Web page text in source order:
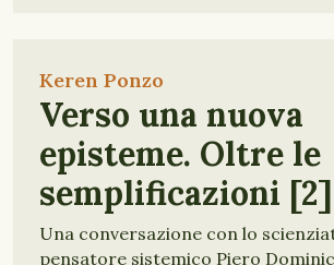
Keren Ponzo
Verso una nuova
episteme. Oltre le
semplificazioni [2]
Una conversazione con lo
pensatore sistemico Piero